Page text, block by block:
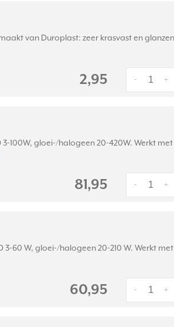
van Duroplast: zeer krasvast en
2,95 +
-
100W, gloei-/halogeen 20-420W. Werkt
81,95 +
-
60 W, gloei-/halogeen 20-210 W. Werkt
60,95 +
-